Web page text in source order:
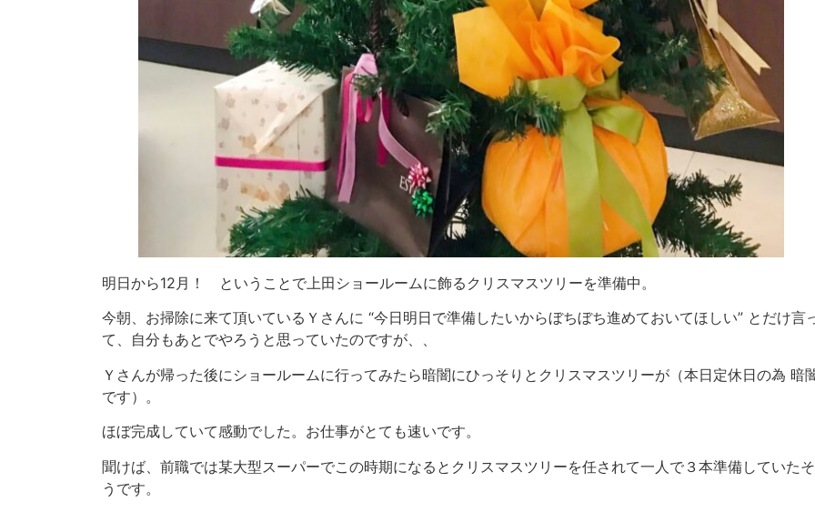
明日から12月！ ということで上田ショールームに飾るクリスマスツリーを準備中。
今朝、お掃除に来て頂いているＹさんに “今日明日で準備したいからぼちぼち進めておいてほしい” とだけ言
て、自分もあとでやろうと思っていたのですが、、
Ｙさんが帰った後にショールームに行ってみたら暗闇にひっそりとクリスマスツリーが（本日定休日の為 暗
です）。
ほぼ完成していて感動でした。お仕事がとても速いです。
聞けば、前職では某大型スーパーでこの時期になるとクリスマスツリーを任されて一人で３本準備していたそ
うです。